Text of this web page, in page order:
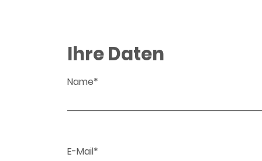
Ihre Daten
Name*
E-Mail*